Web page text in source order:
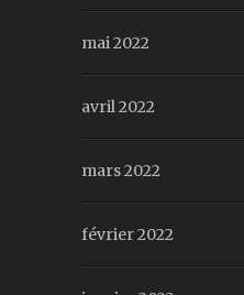
mai 2022
avril 2022
mars 2022
février 2022